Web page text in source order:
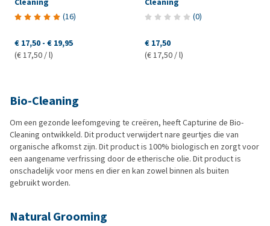
(16)
€ 17,50 - € 19,95
(€ 17,50 / l)
(0)
€ 17,50
(€ 17,50 / l)
Bio-Cleaning
Om een gezonde leefomgeving te creëren, heeft Capturine de Bio-
Cleaning ontwikkeld. Dit product verwijdert nare geurtjes die van
organische afkomst zijn. Dit product is 100% biologisch en zorgt voor
een aangename verfrissing door de etherische olie. Dit product is
onschadelijk voor mens en dier en kan zowel binnen als buiten
gebruikt worden.
Natural Grooming